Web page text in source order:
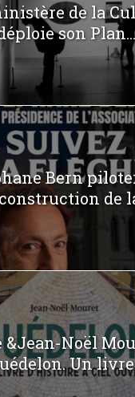
de la
son Plan...
Bern
de
&Jean-Noël
Un